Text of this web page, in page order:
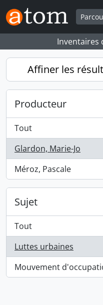
Skip to main content
Inventaires
Affiner les
Producteur
Tout
Glardon, Marie-Jo
, 1 résultats
Méroz, Pascale
, 1 résultats
Sujet
Tout
Luttes urbaines
, 1 résultats
Mouvement
, 1 résultats